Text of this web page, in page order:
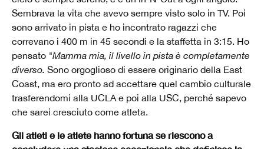
Sembrava la vita che avevo sempre visto solo in TV. Poi
sono arrivato in pista e ho incontrato ragazzi che
correvano i 400 m in 45 secondi e la staffetta in 3:15. Ho
pensato "Mamma mia, il livello in pista è completamente
diverso. Sono orgoglioso di essere originario della East
Coast, ma ero pronto ad accettare quel cambio culturale
trasferendomi alla UCLA e poi alla USC, perché sapevo
che sarei cresciuto come atleta.
Gli atleti e le atlete hanno fortuna se riescono a